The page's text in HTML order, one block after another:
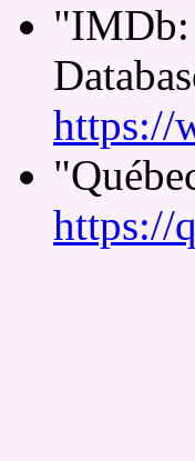
"IMDb:
https://
https://